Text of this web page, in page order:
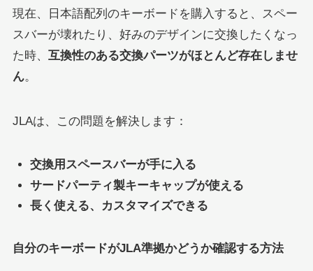
現在、日本語配列のキーボードを購入すると、スペー
スバーが壊れたり、好みのデザインに交換したくなっ
た時、 互換性のある交換パーツがほとんど存在しませ
ん。
JLAは、この問題を解決します：
交換用スペースバーが手に入る
サードパーティ製キーキャップが使える
長く使える、カスタマイズできる
自分のキーボードがJLA準拠かどうか確認する方法